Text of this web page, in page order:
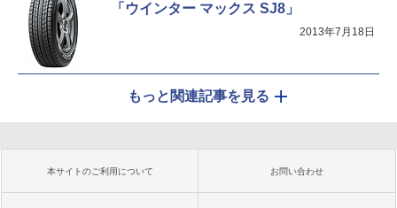
「ウインター マックス SJ8」
2013年7月18日
もっと関連記事を見る
本サイトのご利用について お問い合わせ